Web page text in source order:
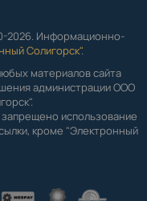
2026. Информационно-
Солигорск".
материалов сайта
администрации ООО
использование
кроме "Электронный